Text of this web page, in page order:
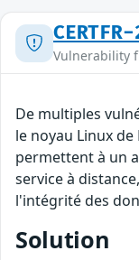
Vulnerability
De multiples
le noyau Linux
permettent à un
service à
l'intégrité des
Solution